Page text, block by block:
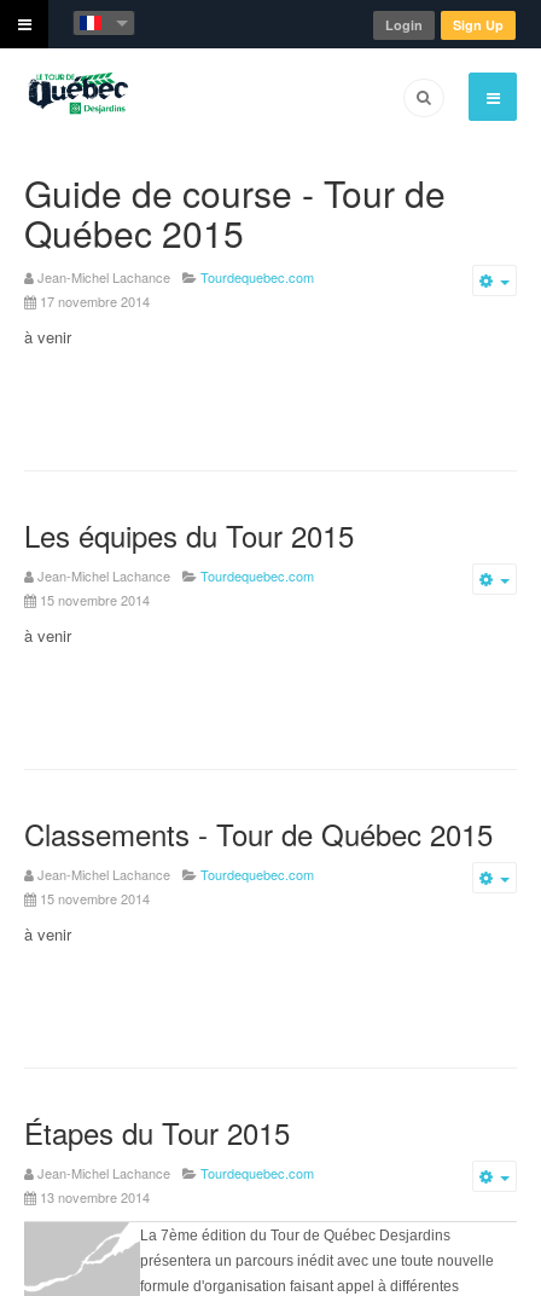
Login Sign Up
Guide de course - Tour de
Québec 2015
Jean-Michel Lachance
Tourdequebec.com
17 novembre 2014
à venir
Les équipes du Tour 2015
Jean-Michel Lachance
Tourdequebec.com
15 novembre 2014
à venir
Classements - Tour de Québec 2015
Jean-Michel Lachance
Tourdequebec.com
15 novembre 2014
à venir
Étapes du Tour 2015
Jean-Michel Lachance
Tourdequebec.com
13 novembre 2014
La 7ème édition du Tour de Québec Desjardins
présentera un parcours inédit avec une toute nouvelle
formule d'organisation faisant appel à différentes